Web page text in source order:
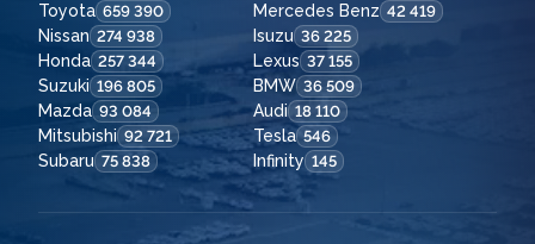
Toyota 659 390 Mercedes Benz 42 419
Nissan 274 938 Isuzu 36 225
Honda 257 344 Lexus 37 155
Suzuki 196 805 BMW 36 509
Mazda 93 084 Audi 18 110
Mitsubishi 92 721 Tesla 546
Subaru 75 838 Infinity 145